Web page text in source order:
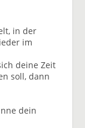
in der
im
deine Zeit
soll, dann
dein